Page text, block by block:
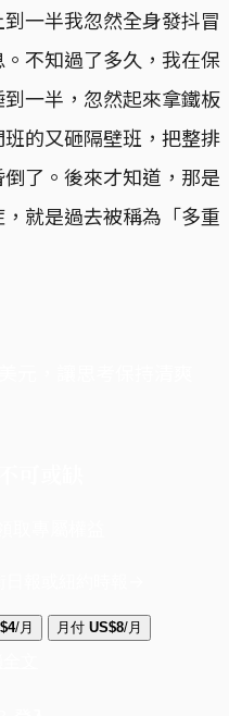
一半我忽然全身發抖冒
不知過了多久，我在保
一半，忽然起來拿鐵板
的又砸隔壁班，把整排
了。後來才知道，那是
就是過去被稱為「多重
/月 月付 US$8/月